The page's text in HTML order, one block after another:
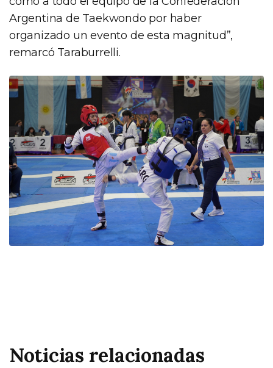
Argentina de Taekwondo por haber
organizado un evento de esta magnitud”,
remarcó Taraburrelli.
Noticias relacionadas